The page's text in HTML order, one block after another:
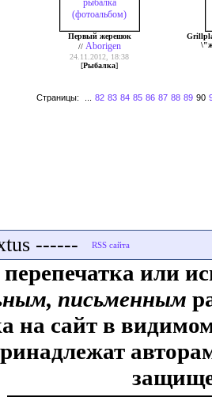
Первый жерешок
// Aborigen
24.11.2012, 18:38
[Рыбалка]
Страницы: 82 83 84 85 86 87 88 89 90
------
или
письменным
на сайт в